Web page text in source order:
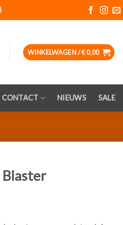
WINKELWAGEN /€0,00
CONTACT NIEUWS SALE
Blaster